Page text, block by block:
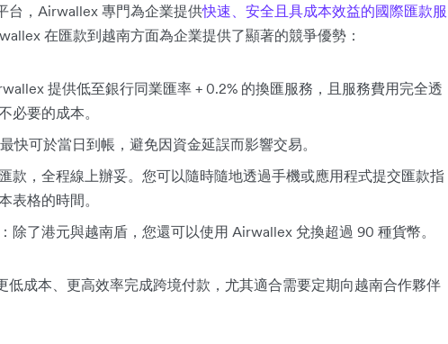
台，Airwallex 專門為企業提供快速、安全且具成本效益的國際匯款服
在匯款到越南方面為企業提供了顯著的競爭優勢：
提供低至銀行同業匯率 + 0.2% 的換匯服務，且服務費用完全透
必要的成本。
快可於當日到帳，避免因資金延誤而影響交易。
款，全程線上辦妥。您可以隨時隨地透過手機或應用程式提交匯款指
表格的時間。
除了港元與越南盾，您還可以使用 Airwallex 兌換超過 90 種貨幣。
低成本、更高效率完成跨境付款，尤其適合需要定期向越南合作夥伴